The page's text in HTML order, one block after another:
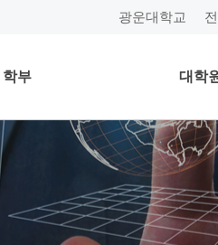
광운대학교
학부 대학